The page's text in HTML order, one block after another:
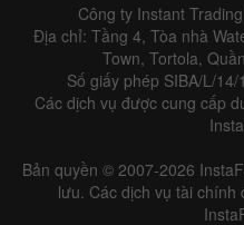
Công ty Instant
Địa chỉ: Tầng 4, Tòa nhà
Town, Tortola,
Số giấy phép SIBA/L/
Các dịch vụ được cung cấp
Bản quyền © 2007-2026
lưu. Các dịch vụ tài chính